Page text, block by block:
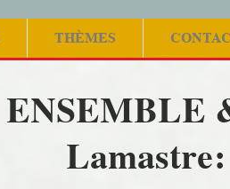
THÈMES
ENSEMBLE